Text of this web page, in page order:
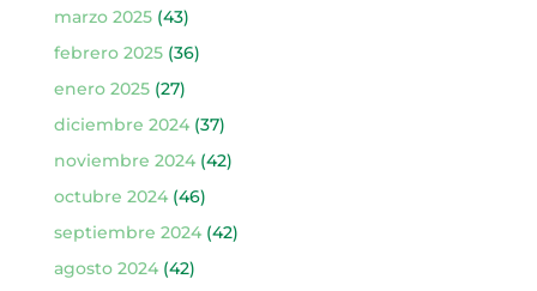
marzo 2025(43)
febrero 2025(36)
enero 2025(27)
diciembre 2024(37)
noviembre 2024(42)
octubre 2024(46)
septiembre 2024(42)
agosto 2024(42)